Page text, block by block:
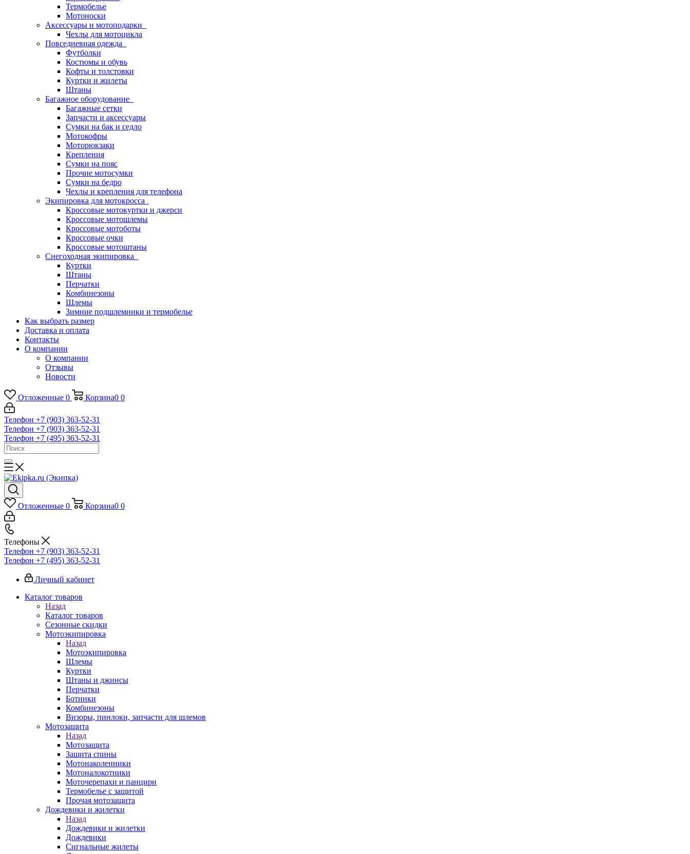
Термобелье
Мотоноски
Аксессуары и мотоподарки
Чехлы для мотоцикла
Повседневная одежда
Футболки
Костюмы и обувь
Кофты и толстовки
Куртки и жилеты
Штаны
Багажное оборудование
Багажные сетки
Запчасти и аксессуары
Сумки на бак и седло
Мотокофры
Моторюкзаки
Крепления
Сумки на пояс
Прочие мотосумки
Сумки на бедро
Чехлы и крепления для телефона
Экипировка для мотокросса
Кроссовые мотокуртки и джерси
Кроссовые мотошлемы
Кроссовые мотоботы
Кроссовые очки
Кроссовые мотоштаны
Снегоходная экипировка
Куртки
Штаны
Перчатки
Комбинезоны
Шлемы
Зимние подшлемники и термобелье
Как выбрать размер
Доставка и оплата
Контакты
О компании
О компании
Отзывы
Новости
Отложенные 0 Корзина0 0
Телефон +7 (903) 363-52-31
Телефон +7 (903) 363-52-31
Телефон +7 (495) 363-52-31
Отложенные 0 Корзина0 0
Телефоны
Телефон +7 (903) 363-52-31
Телефон +7 (495) 363-52-31
Личный кабинет
Каталог товаров
Назад
Каталог товаров
Сезонные скидки
Мотоэкипировка
Назад
Мотоэкипировка
Шлемы
Куртки
Штаны и джинсы
Перчатки
Ботинки
Комбинезоны
Визоры, пинлоки, запчасти для шлемов
Мотозащита
Назад
Мотозащита
Защита спины
Мотонаколенники
Мотоналокотники
Моточерепахи и панцири
Термобелье с защитой
Прочая мотозащита
Дождевики и жилетки
Назад
Дождевики и жилетки
Дождевики
Сигнальные жилеты